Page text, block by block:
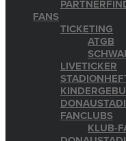
FANS
TICKETING
ATGB
LIVETICKER
FANCLUBS
KLUB-